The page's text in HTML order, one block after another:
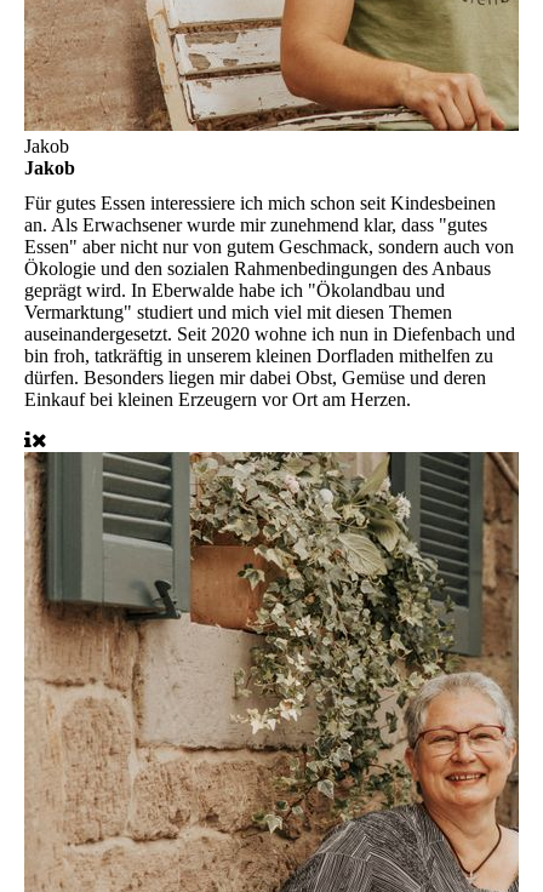
Jakob
Jakob
Für gutes Essen interessiere ich mich schon seit Kindesbeinen
an. Als Erwachsener wurde mir zunehmend klar, dass "gutes
Essen" aber nicht nur von gutem Geschmack, sondern auch von
Ökologie und den sozialen Rahmenbedingungen des Anbaus
geprägt wird. In Eberwalde habe ich "Ökolandbau und
Vermarktung" studiert und mich viel mit diesen Themen
auseinandergesetzt. Seit 2020 wohne ich nun in Diefenbach und
bin froh, tatkräftig in unserem kleinen Dorfladen mithelfen zu
dürfen. Besonders liegen mir dabei Obst, Gemüse und deren
Einkauf bei kleinen Erzeugern vor Ort am Herzen.